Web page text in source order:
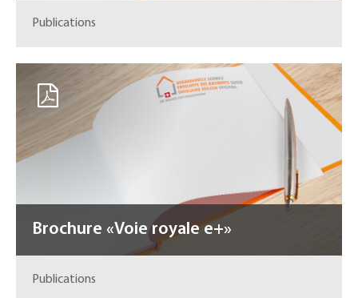
Publications
Brochure «Voie royale e+»
Publications